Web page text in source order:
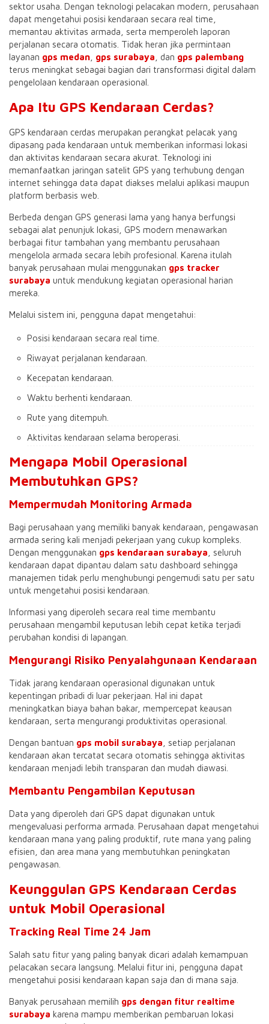
sektor usaha. Dengan teknologi pelacakan modern, perusahaan
dapat mengetahui posisi kendaraan secara real time,
memantau aktivitas armada, serta memperoleh laporan
perjalanan secara otomatis. Tidak heran jika permintaan
layanan gps medan gps surabaya , dan gps palembang
terus meningkat sebagai bagian dari transformasi digital dalam
pengelolaan kendaraan operasional.
Apa Itu GPS Kendaraan Cerdas?
GPS kendaraan cerdas merupakan perangkat pelacak yang
dipasang pada kendaraan untuk memberikan informasi lokasi
dan aktivitas kendaraan secara akurat. Teknologi ini
memanfaatkan jaringan satelit GPS yang terhubung dengan
internet sehingga data dapat diakses melalui aplikasi maupun
platform berbasis web.
Berbeda dengan GPS generasi lama yang hanya berfungsi
sebagai alat penunjuk lokasi, GPS modern menawarkan
berbagai fitur tambahan yang membantu perusahaan
mengelola armada secara lebih profesional. Karena itulah
banyak perusahaan mulai menggunakan gps tracker
surabaya untuk mendukung kegiatan operasional harian
mereka.
Melalui sistem ini, pengguna dapat mengetahui:
Posisi kendaraan secara real time.
Riwayat perjalanan kendaraan.
Kecepatan kendaraan.
Waktu berhenti kendaraan.
Rute yang ditempuh.
Aktivitas kendaraan selama beroperasi.
Mengapa Mobil Operasional
Membutuhkan GPS?
Mempermudah Monitoring Armada
Bagi perusahaan yang memiliki banyak kendaraan, pengawasan
armada sering kali menjadi pekerjaan yang cukup kompleks.
Dengan menggunakan gps kendaraan surabaya , seluruh
kendaraan dapat dipantau dalam satu dashboard sehingga
manajemen tidak perlu menghubungi pengemudi satu per satu
untuk mengetahui posisi kendaraan.
Informasi yang diperoleh secara real time membantu
perusahaan mengambil keputusan lebih cepat ketika terjadi
perubahan kondisi di lapangan.
Mengurangi Risiko Penyalahgunaan Kendaraan
Tidak jarang kendaraan operasional digunakan untuk
kepentingan pribadi di luar pekerjaan. Hal ini dapat
meningkatkan biaya bahan bakar, mempercepat keausan
kendaraan, serta mengurangi produktivitas operasional.
Dengan bantuan gps mobil surabaya , setiap perjalanan
kendaraan akan tercatat secara otomatis sehingga aktivitas
kendaraan menjadi lebih transparan dan mudah diawasi.
Membantu Pengambilan Keputusan
Data yang diperoleh dari GPS dapat digunakan untuk
mengevaluasi performa armada. Perusahaan dapat mengetahui
kendaraan mana yang paling produktif, rute mana yang paling
efisien, dan area mana yang membutuhkan peningkatan
pengawasan.
Keunggulan GPS Kendaraan Cerdas
untuk Mobil Operasional
Tracking Real Time 24 Jam
Salah satu fitur yang paling banyak dicari adalah kemampuan
pelacakan secara langsung. Melalui fitur ini, pengguna dapat
mengetahui posisi kendaraan kapan saja dan di mana saja.
Banyak perusahaan memilih gps dengan fitur realtime
surabaya karena mampu memberikan pembaruan lokasi